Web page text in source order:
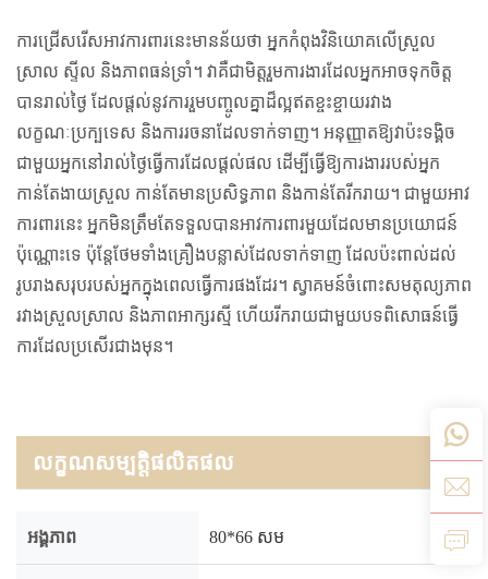
ការជ្រើសរើសអាវការពារនេះមានន័យថា អ្នកកំពុងវិនិយោគលើស្រួល
ស្រាល ស្ទីល និងភាពធន់ទ្រាំ។ វាគឺជាមិត្តរួមការងារដែលអ្នកអាចទុកចិត្ត
បានរាល់ថ្ងៃ ដែលផ្តល់នូវការរួមបញ្ចូលគ្នាដ៏ល្អឥតខ្ចះខ្ចាយរវាង
លក្ខណៈប្រក្បទេស និងការរចនាដែលទាក់ទាញ។ អនុញ្ញាតឱ្យវាប៉ះទង្គិច
ជាមួយអ្នកនៅរាល់ថ្ងៃធ្វើការដែលផ្តល់ផល ដើម្បីធ្វើឱ្យការងាររបស់អ្នក
កាន់តែងាយស្រួល កាន់តែមានប្រសិទ្ធភាព និងកាន់តែរីករាយ។ ជាមួយអាវ
ការពារនេះ អ្នកមិនត្រឹមតែទទួលបានអាវការពារមួយដែលមានប្រយោជន៍
ប៉ុណ្ណោះទេ ប៉ុន្តែថែមទាំងគ្រឿងបន្លាស់ដែលទាក់ទាញ ដែលប៉ះពាល់ដល់
រូបរាងសរុបរបស់អ្នកក្នុងពេលធ្វើការផងដែរ។ ស្វាគមន៍ចំពោះសមតុល្យភាព
រវាងស្រួលស្រាល និងភាពអាក្សរស្មី ហើយរីករាយជាមួយបទពិសោធន៍ធ្វើ
ការដែលប្រសើរជាងមុន។
លក្ខណសម្បត្តិផលិតផល
អង្គភាព 80*66 សម